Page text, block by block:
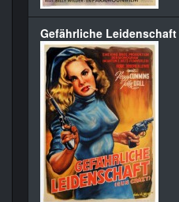
Gefährliche Leidenschaft